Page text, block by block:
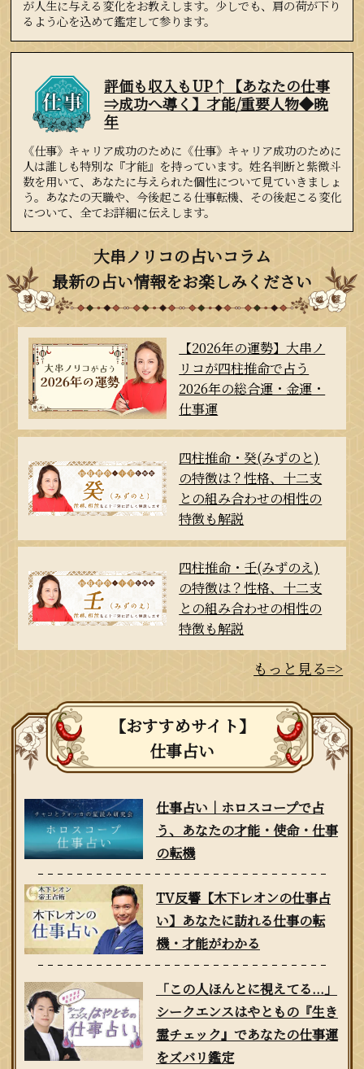
が人生に与える変化をお教えします。少しでも、肩の荷が下り
るよう心を込めて鑑定して参ります。
評価も収入もUP↑【あなたの仕事
⇒成功へ導く】才能/重要人物◆晩
年
《仕事》キャリア成功のために《仕事》キャリア成功のために
人は誰しも特別な『才能』を持っています。姓名判断と紫微斗
数を用いて、あなたに与えられた個性について見ていきましょ
う。あなたの天職や、今後起こる仕事転機、その後起こる変化
について、全てお詳細に伝えします。
大串ノリコの占いコラム
最新の占い情報をお楽しみください
【2026年の運勢】大串ノ
リコが四柱推命で占う
2026年の総合運・金運・
仕事運
四柱推命・癸(みずのと)
の特徴は？性格、十二支
との組み合わせの相性の
特徴も解説
四柱推命・壬(みずのえ)
の特徴は？性格、十二支
との組み合わせの相性の
特徴も解説
もっと見る=>
【おすすめサイト】
仕事占い
仕事占い｜ホロスコープで占
う、あなたの才能・使命・仕事
の転機
TV反響【木下レオンの仕事占
い】あなたに訪れる仕事の転
機・才能がわかる
「この人ほんとに視えてる...」
シークエンスはやともの『生き
霊チェック』であなたの仕事運
をズバリ鑑定